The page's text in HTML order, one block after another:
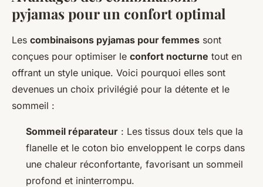
pyjamas pour un confort optimal
Les combinaisons pyjamas pour femmes sont
conçues pour optimiser le confort nocturne tout en
offrant un style unique. Voici pourquoi elles sont
devenues un choix privilégié pour la détente et le
sommeil :
Sommeil réparateur : Les tissus doux tels que la
flanelle et le coton bio enveloppent le corps dans
une chaleur réconfortante, favorisant un sommeil
profond et ininterrompu.